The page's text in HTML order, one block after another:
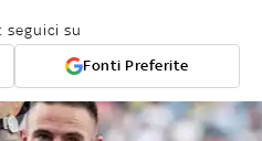
seguici su
Fonti Preferite